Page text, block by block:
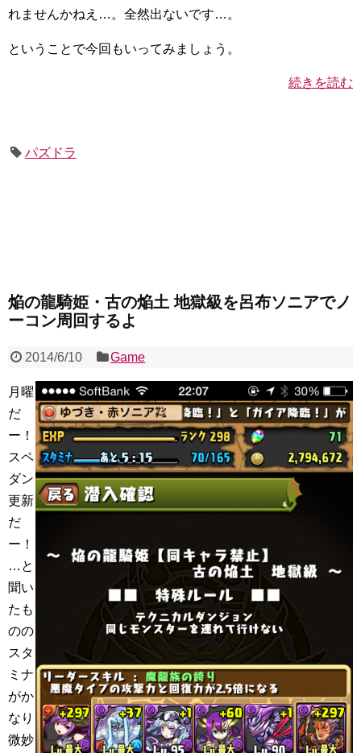
れませんかねえ…。全然出ないです…。
ということで今回もいってみましょう。
続きを読む
パズドラ
焔の龍騎姫・古の焔土 地獄級を呂布ソニアでノ
ーコン周回するよ
2014/6/10 Game
月曜
だ
ー！
スペ
ダン
更新
だ
ー！
…と
聞い
たも
のの
スタ
ミナ
がか
なり
微妙